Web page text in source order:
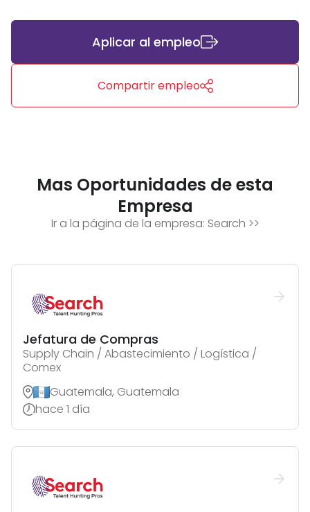
Aplicar al empleo
Compartir empleo
Mas Oportunidades de esta
Empresa
Ir a la página de la empresa: Search >>
Jefatura de Compras
Supply Chain / Abastecimiento / Logística /
Comex
Guatemala, Guatemala
hace 1 día